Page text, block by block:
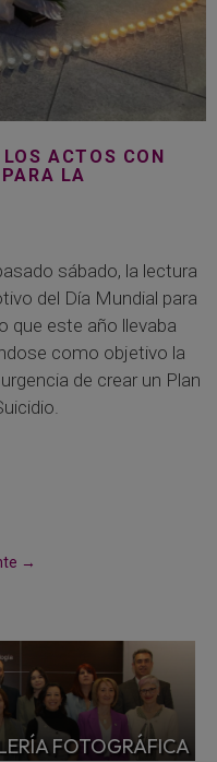
ACTOS CON
LA
sábado, la lectura
del Día Mundial para
que este año llevaba
como objetivo la
de crear un Plan
→
FOTOGRÁFICA